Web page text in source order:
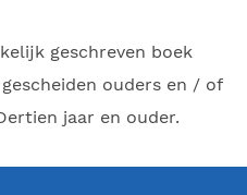
geschreven boek
ouders en / of
jaar en ouder.